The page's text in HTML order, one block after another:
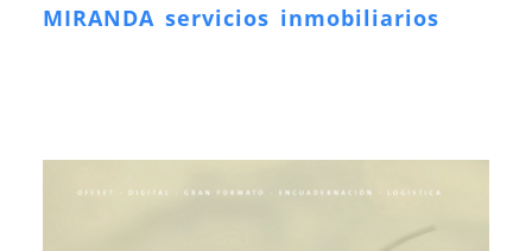
MIRANDA servicios inmobiliarios